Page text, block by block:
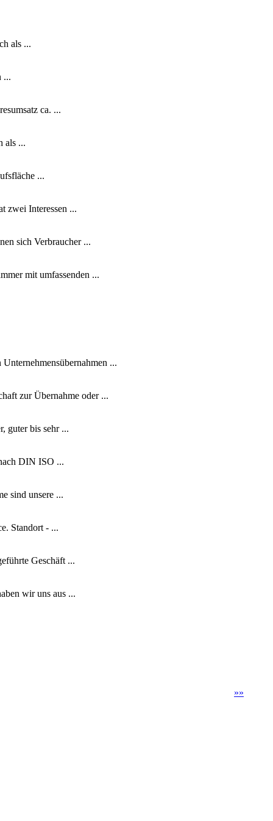
als ...
...
ca. ...
als ...
...
zwei Interessen ...
sich Verbraucher ...
mit umfassenden ...
...
zur Übernahme oder ...
guter bis sehr ...
DIN ISO ...
sind unsere ...
Standort - ...
Geschäft ...
wir uns aus ...
»»